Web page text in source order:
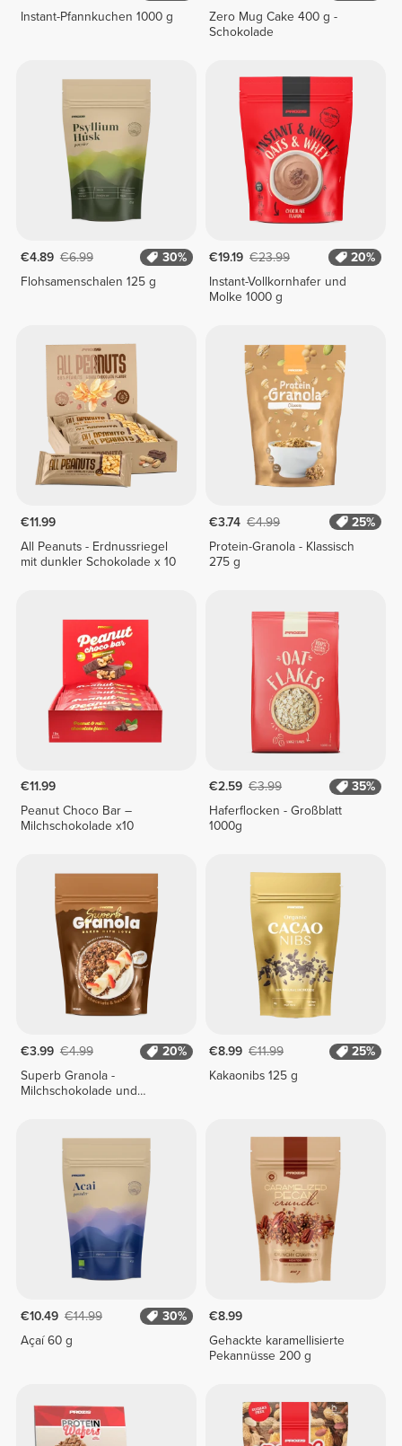
Instant-Pfannkuchen 1000 g
Zero Mug Cake 400 g -
Schokolade
€4.89 €6.99
30%
Flohsamenschalen 125 g
€19.19 €23.99
20%
Instant-Vollkornhafer und
Molke 1000 g
€11.99
All Peanuts - Erdnussriegel
mit dunkler Schokolade x 10
€3.74 €4.99
25%
Protein-Granola - Klassisch
275 g
€11.99
Peanut Choco Bar –
Milchschokolade x10
€2.59 €3.99
35%
Haferflocken - Großblatt
1000g
€3.99 €4.99
20%
Superb Granola -
Milchschokolade und
€8.99 €11.99
25%
Kakaonibs 125 g
€10.49 €14.99
30%
Açaí 60 g
€8.99
Gehackte karamellisierte
Pekannüsse 200 g